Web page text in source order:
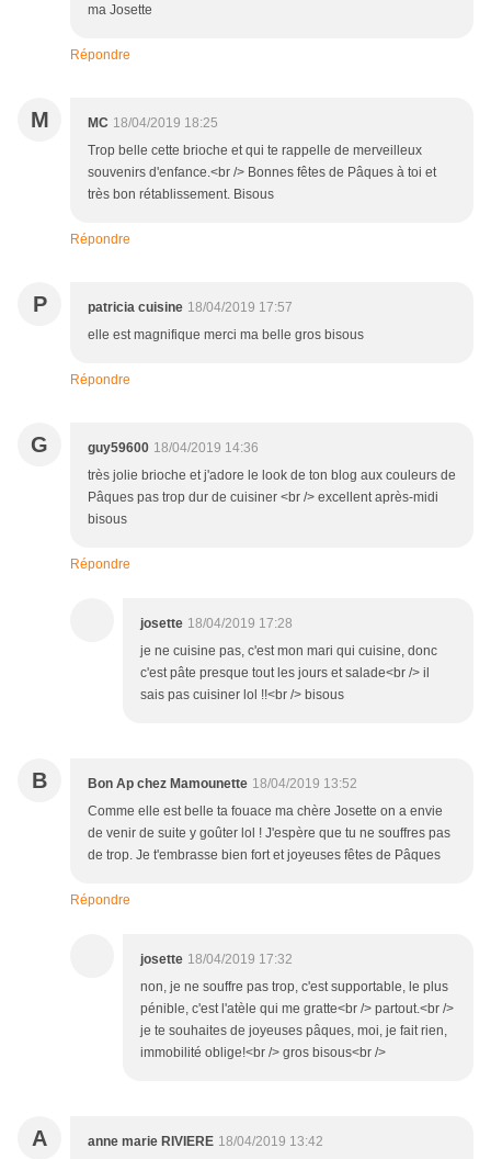
ma Josette
Répondre
M MC 18/04/2019 18:25
Trop belle cette brioche et qui te rappelle de merveilleux
souvenirs d'enfance.<br /> Bonnes fêtes de Pâques à toi et
très bon rétablissement. Bisous
Répondre
P patricia cuisine 18/04/2019 17:57
elle est magnifique merci ma belle gros bisous
Répondre
G guy59600 18/04/2019 14:36
très jolie brioche et j'adore le look de ton blog aux couleurs de
Pâques pas trop dur de cuisiner <br /> excellent après-midi
bisous
Répondre
josette 18/04/2019 17:28
je ne cuisine pas, c'est mon mari qui cuisine, donc
c'est pâte presque tout les jours et salade<br /> il
sais pas cuisiner lol !!<br /> bisous
B Bon Ap chez Mamounette 18/04/2019 13:52
Comme elle est belle ta fouace ma chère Josette on a envie
de venir de suite y goûter lol ! J'espère que tu ne souffres pas
de trop. Je t'embrasse bien fort et joyeuses fêtes de Pâques
Répondre
josette 18/04/2019 17:32
non, je ne souffre pas trop, c'est supportable, le plus
pénible, c'est l'atèle qui me gratte<br /> partout.<br />
je te souhaites de joyeuses pâques, moi, je fait rien,
immobilité oblige!<br /> gros bisous<br />
A anne marie RIVIERE 18/04/2019 13:42